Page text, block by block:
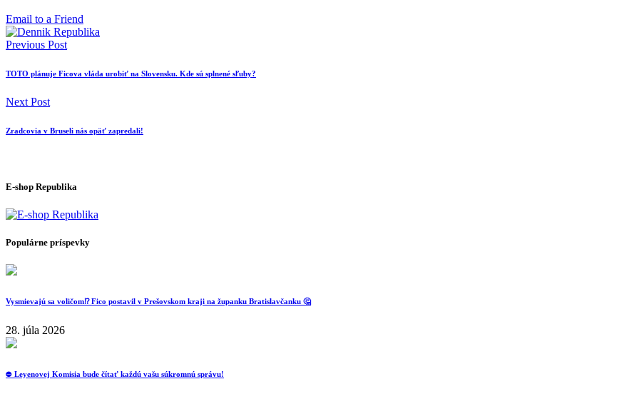
Email to a Friend
Previous Post
TOTO plánuje Ficova vláda urobiť na Slovensku. Kde sú splnené sľuby?
Next Post
Zradcovia v Bruseli nás opäť zapredali!
E-shop Republika
Populárne príspevky
Vysmievajú sa voličom⁉️ Fico postavil v Prešovskom kraji na županku Bratislavčanku 🤔
28. júla 2026
⛔️ Leyenovej Komisia bude čítať každú vašu súkromnú správu!